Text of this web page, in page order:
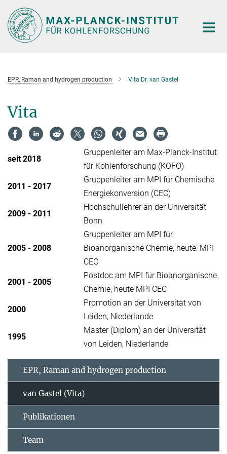
Hauptinhalt
EPR, Raman and hydrogen production Vita Dr. van Gastel
Vita
seit 2018
Gruppenleiter am Max-Planck-Institut
für Kohlenforschung (KOFO)
2011 - 2017
Gruppenleiter am MPI für Chemische
Energiekonversion (CEC)
2009 - 2011
Hochschullehrer an der Universität
Bonn
2005 - 2008
Gruppenleiter am MPI für
Bioanorganische Chemie; heute: MPI
CEC
2001 - 2005
Postdoc am MPI für Bioanorganische
Chemie; heute MPI CEC
2000
Promotion an der Universität von
Leiden, Niederlande
1995
Master (Diplom) an der Universität
von Leiden, Niederlande
EPR, Raman and hydrogen production
van Gastel (Vita)
Publikationen
Team